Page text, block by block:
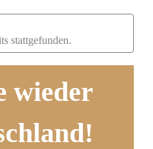
stattgefunden.
wieder